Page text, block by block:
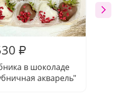
₽
в шоколаде
акварель"